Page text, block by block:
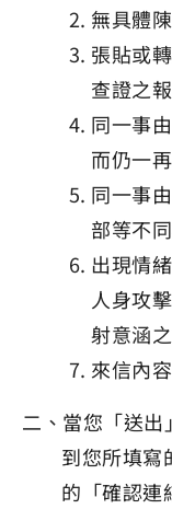
無具體
張貼或
查證之
同一事
而仍一
同一事
部等不
出現情
人身攻
射意涵
來信內
二、當您「送出
到您所填寫
的「確認連